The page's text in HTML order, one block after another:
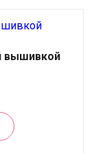
вышивкой